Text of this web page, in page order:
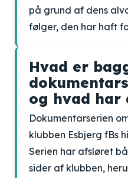
på grund af dens
følger, den har haft
Hvad er
og hvad har
Dokumentarserien
klubben Esbjerg fBs
Serien har afsløret
sider af klubben,